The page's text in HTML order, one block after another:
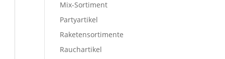
Mix-Sortiment
Partyartikel
Raketensortimente
Rauchartikel